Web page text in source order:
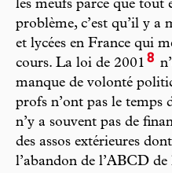
les meufs parce que tout
problème, c’est qu’il y a
et lycées en France qui
cours. La loi de 2001 8
manque de volonté
profs n’ont pas le temps
n’y a souvent pas de
des assos extérieures
l’abandon de l’ABCD de